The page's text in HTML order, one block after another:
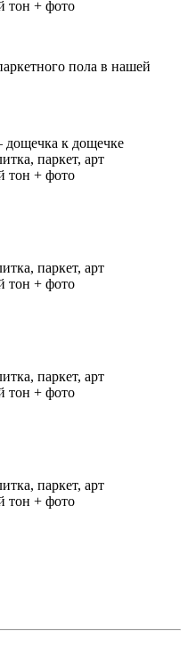
пола в нашей
дощечка к дощечке